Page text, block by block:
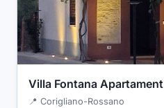
Villa Fontana Apartament
📍 Corigliano-Rossano